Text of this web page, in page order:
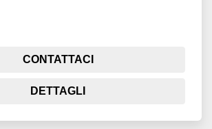
CONTATTACI
DETTAGLI